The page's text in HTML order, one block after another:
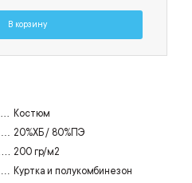
120-124, 182-188
В корзину
Костюм
20%ХБ / 80%ПЭ
200 гр/м2
Куртка и полукомбинезон